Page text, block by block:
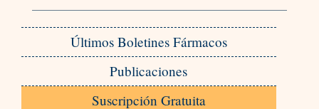
Últimos Boletines Fármacos
Publicaciones
Suscripción Gratuita